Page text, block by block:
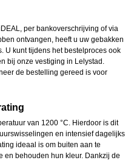
per bankoverschrijving of via
ontvangen, heeft u uw gebakken
U kunt tijdens het bestelproces ook
bij onze vestiging in Lelystad.
de bestelling gereed is voor
van 1200 °C. Hierdoor is dit
en intensief dagelijks
ideaal is om buiten aan te
en behouden hun kleur. Dankzij de